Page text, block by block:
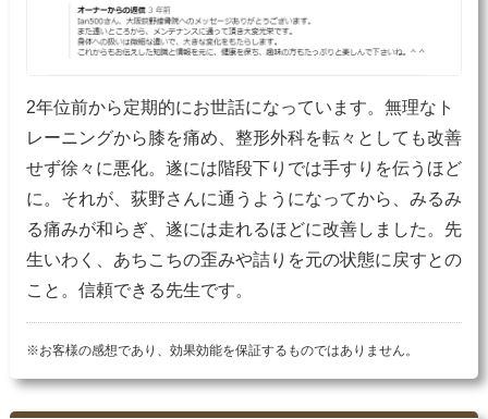
2年位前から定期的にお世話になっています。無理なト
レーニングから膝を痛め、整形外科を転々としても改善
せず徐々に悪化。遂には階段下りでは手すりを伝うほど
に。それが、荻野さんに通うようになってから、みるみ
る痛みが和らぎ、遂には走れるほどに改善しました。先
生いわく、あちこちの歪みや詰りを元の状態に戻すとの
こと。信頼できる先生です。
※お客様の感想であり、効果効能を保証するものではありません。